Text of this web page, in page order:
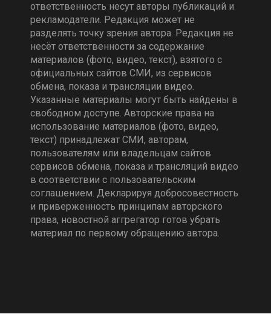
ответственность несут авторы публикаций и
рекламодатели. Редакция может не
разделять точку зрения автора. Редакция не
несёт ответственности за содержание
материалов (фото, видео, текст), взятого с
официальных сайтов СМИ, из сервисов
обмена, показа и трансляции видео.
Указанные материалы могут быть найдены в
свободном доступе. Авторские права на
использование материалов (фото, видео,
текст) принадлежат СМИ, авторам,
пользователям или владельцам сайтов
сервисов обмена, показа и трансляций видео
в соответствии с пользовательским
соглашением. Декларируя добросовестность
и приверженность принципам авторского
права, новостной аггрегатор готов убрать
материал по первому обращению автора.